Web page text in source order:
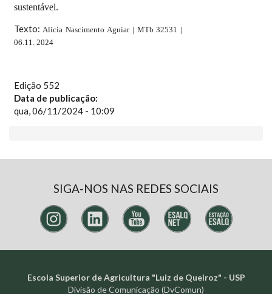
sustentável.
Texto: Alicia Nascimento Aguiar | MTb 32531 |
06 .11. 2024
Edição 552
Data de publicação:
qua, 06/11/2024 - 10:09
SIGA-NOS NAS REDES SOCIAIS
Escola Superior de Agricultura "Luiz de Queiroz" - USP
Divisão de Comunicação (DvComun)